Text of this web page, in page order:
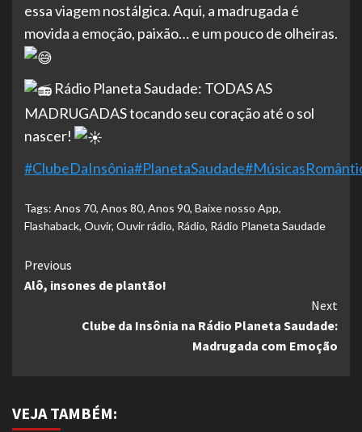
essa viagem nostálgica. Aqui, a madrugada é
movida a emoção, paixão… e um pouco de olheiras.
Rádio Planeta Saudade: TODAS AS
MADRUGADAS tocando seu coração até o sol
nascer!
#ClubeDaInsônia#PlanetaSaudade
Tags: Anos 70, Anos 80, Anos 90, Baixe nosso App,
Flashaback, Ouvir, Ouvir rádio, Rádio, Rádio Planeta Saudade
Continue
Reading
Previous
Alô, insones de plantão!
Next
Clube da Insônia na Rádio Planeta Saudade:
Madrugada com Emoção
VEJA TAMBÉM: